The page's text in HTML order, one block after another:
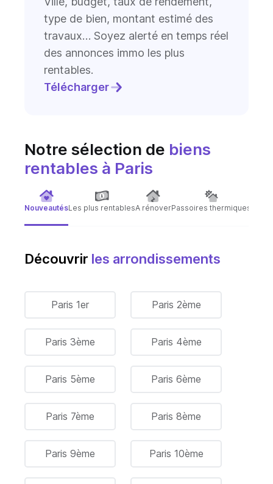
type de bien, montant estimé des
travaux… Soyez alerté en temps réel
des annonces immo les plus
rentables.
Télécharger
Notre sélection de biens
rentables à Paris
NouveautésLes plus rentablesA rénoverPassoires thermiques
Découvrir les arrondissements
Paris 1er Paris 2ème
Paris 3ème Paris 4ème
Paris 5ème Paris 6ème
Paris 7ème Paris 8ème
Paris 9ème Paris 10ème